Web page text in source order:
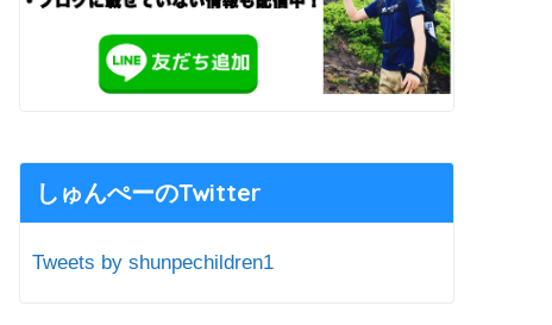
しゅんぺーのTwitter
Tweets by shunpechildren1